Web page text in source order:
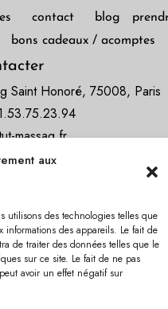
aux
utilisons des technologies telles que
informations des appareils. Le fait de
de traiter des données telles que le
sur ce site. Le fait de ne pas
avoir un effet négatif sur
contact blog
bons cadeaux / acomptes
Saint Honoré, 75008, Paris
massag.fr
Comm